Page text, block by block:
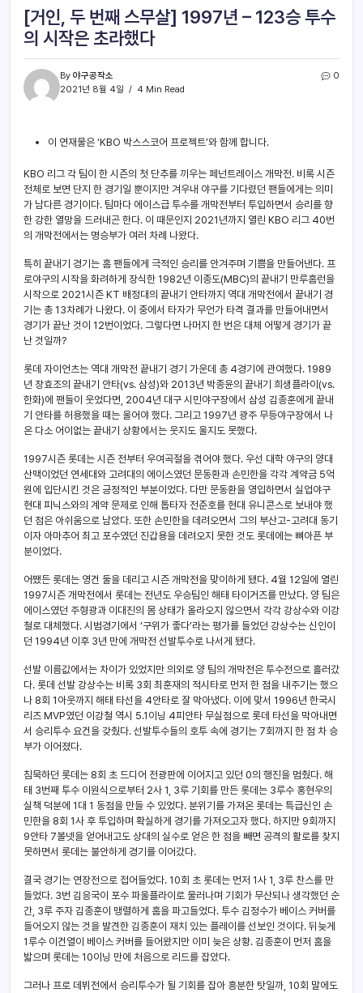
[거인, 두 번째 스무살] 1997년 – 123승 투수
의 시작은 초라했다
By 야구공작소
2021년 8월 4일
4 Min Read
0
이 연재물은 ‘KBO 박스스코어 프로젝트’와 함께 합니다.
KBO 리그 각 팀이 한 시즌의 첫 단추를 끼우는 페넌트레이스 개막전. 비록 시즌
전체로 보면 단지 한 경기일 뿐이지만 겨우내 야구를 기다렸던 팬들에게는 의미
가 남다른 경기이다. 팀마다 에이스급 투수를 개막전부터 투입하면서 승리를 향
한 강한 열망을 드러내곤 한다. 이 때문인지 2021년까지 열린 KBO 리그 40번
의 개막전에서는 명승부가 여러 차례 나왔다.
특히 끝내기 경기는 홈 팬들에게 극적인 승리를 안겨주며 기쁨을 만들어낸다. 프
로야구의 시작을 화려하게 장식한 1982년 이종도(MBC)의 끝내기 만루홈런을
시작으로 2021시즌 KT 배정대의 끝내기 안타까지 역대 개막전에서 끝내기 경
기는 총 13차례가 나왔다. 이 중에서 타자가 무언가 타격 결과를 만들어내면서
경기가 끝난 것이 12번이었다. 그렇다면 나머지 한 번은 대체 어떻게 경기가 끝
난 것일까?
롯데 자이언츠는 역대 개막전 끝내기 경기 가운데 총 4경기에 관여했다. 1989
년 장효조의 끝내기 안타(vs. 삼성)와 2013년 박종윤의 끝내기 희생플라이(vs.
한화)에 팬들이 웃었다면, 2004년 대구 시민야구장에서 삼성 김종훈에게 끝내
기 안타를 허용했을 때는 울어야 했다. 그리고 1997년 광주 무등야구장에서 나
온 다소 어이없는 끝내기 상황에서는 웃지도 울지도 못했다.
1997시즌 롯데는 시즌 전부터 우여곡절을 겪어야 했다. 우선 대학 야구의 양대
산맥이었던 연세대와 고려대의 에이스였던 문동환과 손민한을 각각 계약금 5억
원에 입단시킨 것은 긍정적인 부분이었다. 다만 문동환을 영입하면서 실업야구
현대 피닉스와의 계약 문제로 인해 톱타자 전준호를 현대 유니콘스로 보내야 했
던 점은 아쉬움으로 남았다. 또한 손민한을 데려오면서 그의 부산고-고려대 동기
이자 아마추어 최고 포수였던 진갑용을 데려오지 못한 것도 롯데에는 뼈아픈 부
분이었다.
어쨌든 롯데는 영건 둘을 데리고 시즌 개막전을 맞이하게 됐다. 4월 12일에 열린
1997시즌 개막전에서 롯데는 전년도 우승팀인 해태 타이거즈를 만났다. 양 팀은
에이스였던 주형광과 이대진의 몸 상태가 올라오지 않으면서 각각 강상수와 이강
철로 대체했다. 시범경기에서 ‘구위가 좋다’라는 평가를 들었던 강상수는 신인이
던 1994년 이후 3년 만에 개막전 선발투수로 나서게 됐다.
선발 이름값에서는 차이가 있었지만 의외로 양 팀의 개막전은 투수전으로 흘러갔
다. 롯데 선발 강상수는 비록 3회 최훈재의 적시타로 먼저 한 점을 내주기는 했으
나 8회 1아웃까지 해태 타선을 4안타로 잘 막아냈다. 이에 맞서 1996년 한국시
리즈 MVP였던 이강철 역시 5.1이닝 4피안타 무실점으로 롯데 타선을 막아내면
서 승리투수 요건을 갖췄다. 선발투수들의 호투 속에 경기는 7회까지 한 점 차 승
부가 이어졌다.
침묵하던 롯데는 8회 초 드디어 전광판에 이어지고 있던 0의 행진을 멈췄다. 해
태 3번째 투수 이원식으로부터 2사 1, 3루 기회를 만든 롯데는 3루수 홍현우의
실책 덕분에 1대 1 동점을 만들 수 있었다. 분위기를 가져온 롯데는 특급신인 손
민한을 8회 1사 후 투입하며 확실하게 경기를 가져오고자 했다. 하지만 9회까지
9안타 7볼넷을 얻어내고도 상대의 실수로 얻은 한 점을 빼면 공격의 활로를 찾지
못하면서 롯데는 불안하게 경기를 이어갔다.
결국 경기는 연장전으로 접어들었다. 10회 초 롯데는 먼저 1사 1, 3루 찬스를 만
들었다. 3번 김응국이 포수 파울플라이로 물러나며 기회가 무산되나 생각했던 순
간, 3루 주자 김종훈이 맹렬하게 홈을 파고들었다. 투수 김정수가 베이스 커버를
들어오지 않는 것을 발견한 김종훈이 재치 있는 플레이를 선보인 것이다. 뒤늦게
1루수 이건열이 베이스 커버를 들어왔지만 이미 늦은 상황. 김종훈이 먼저 홈을
밟으며 롯데는 10이닝 만에 처음으로 리드를 잡았다.
그러나 프로 데뷔전에서 승리투수가 될 기회를 잡아 흥분한 탓일까, 10회 말에도